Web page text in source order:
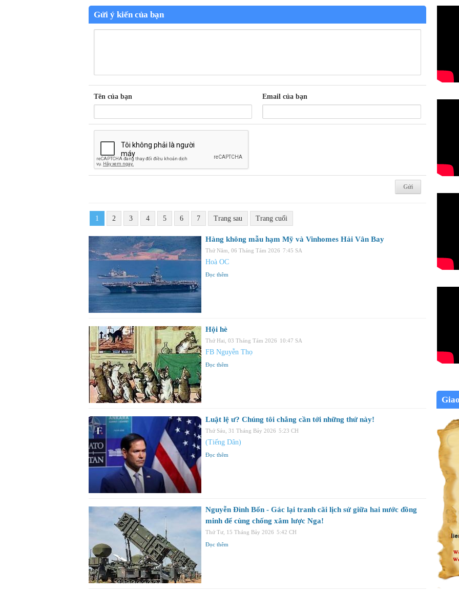
Gửi ý kiến của bạn
Tên của bạn Email của bạn
1 2 3 4 5 6 7 Trang sau Trang cuối
Hàng không mẫu hạm Mỹ và Vinhomes Hải Vân Bay
Thứ Năm, 06 Tháng Tám 2026 7:45 SA
Hoà OC
Đọc thêm
Hội hè
Thứ Hai, 03 Tháng Tám 2026 10:47 SA
FB Nguyễn Thọ
Đọc thêm
Luật lệ ư? Chúng tôi chẳng cần tới những thứ này!
Thứ Sáu, 31 Tháng Bảy 2026 5:23 CH
(Tiếng Dân)
Đọc thêm
Nguyễn Đình Bổn - Gác lại tranh cãi lịch sử giữa hai nước đồng
minh để cùng chống xâm lược Nga!
Thứ Tư, 15 Tháng Bảy 2026 5:42 CH
Đọc thêm